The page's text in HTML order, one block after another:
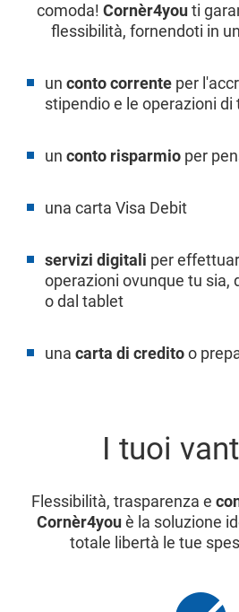
comoda! Cornèr4youti
flessibilità, fornendoti in
un conto corrente per
stipendio e le operazioni di
un conto risparmio per
una carta Visa Debit
servizi digitali per
operazioni ovunque tu sia,
o dal tablet
una carta di creditoo
I tuoi
Flessibilità, trasparenza e
Cornèr4youè la soluzione
totale libertà le tue